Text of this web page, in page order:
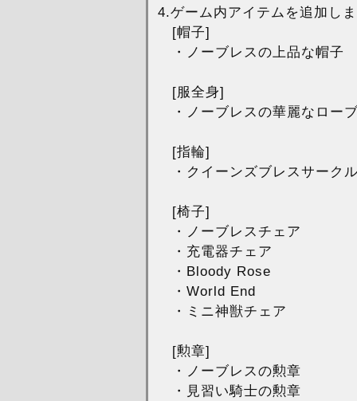
4.ゲーム内アイテムを追加し
[帽子]
・ノーブレスの上品な帽子
[服全身]
・ノーブレスの華麗なロー
[指輪]
・クイーンズブレスサーク
[椅子]
・ノーブレスチェア
・充電器チェア
・Bloody Rose
・World End
・ミニ神獣チェア
[勲章]
・ノーブレスの勲章
・見習い騎士の勲章